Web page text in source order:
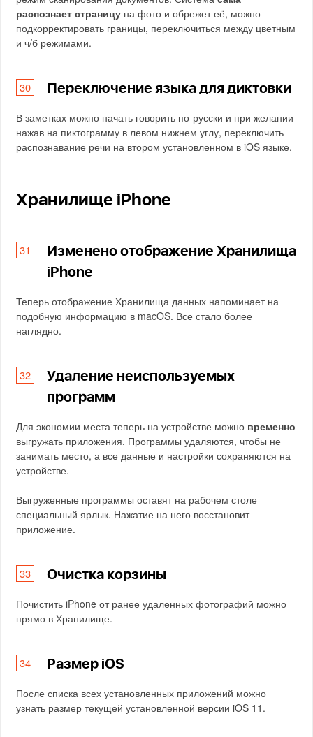
распознает страницу на фото и обрежет её, можно
подкорректировать границы, переключиться между цветным
и ч/б режимами.
Переключение языка для диктовки
В заметках можно начать говорить по-русски и при желании
нажав на пиктограмму в левом нижнем углу, переключить
распознавание речи на втором установленном в iOS языке.
Хранилище iPhone
Изменено отображение Хранилища
iPhone
Теперь отображение Хранилища данных напоминает на
подобную информацию в macOS. Все стало более
наглядно.
Удаление неиспользуемых
программ
Для экономии места теперь на устройстве можно временно
выгружать приложения. Программы удаляются, чтобы не
занимать место, а все данные и настройки сохраняются на
устройстве.
Выгруженные программы оставят на рабочем столе
специальный ярлык. Нажатие на него восстановит
приложение.
Очистка корзины
Почистить iPhone от ранее удаленных фотографий можно
прямо в Хранилище.
Размер iOS
После списка всех установленных приложений можно
узнать размер текущей установленной версии iOS 11.